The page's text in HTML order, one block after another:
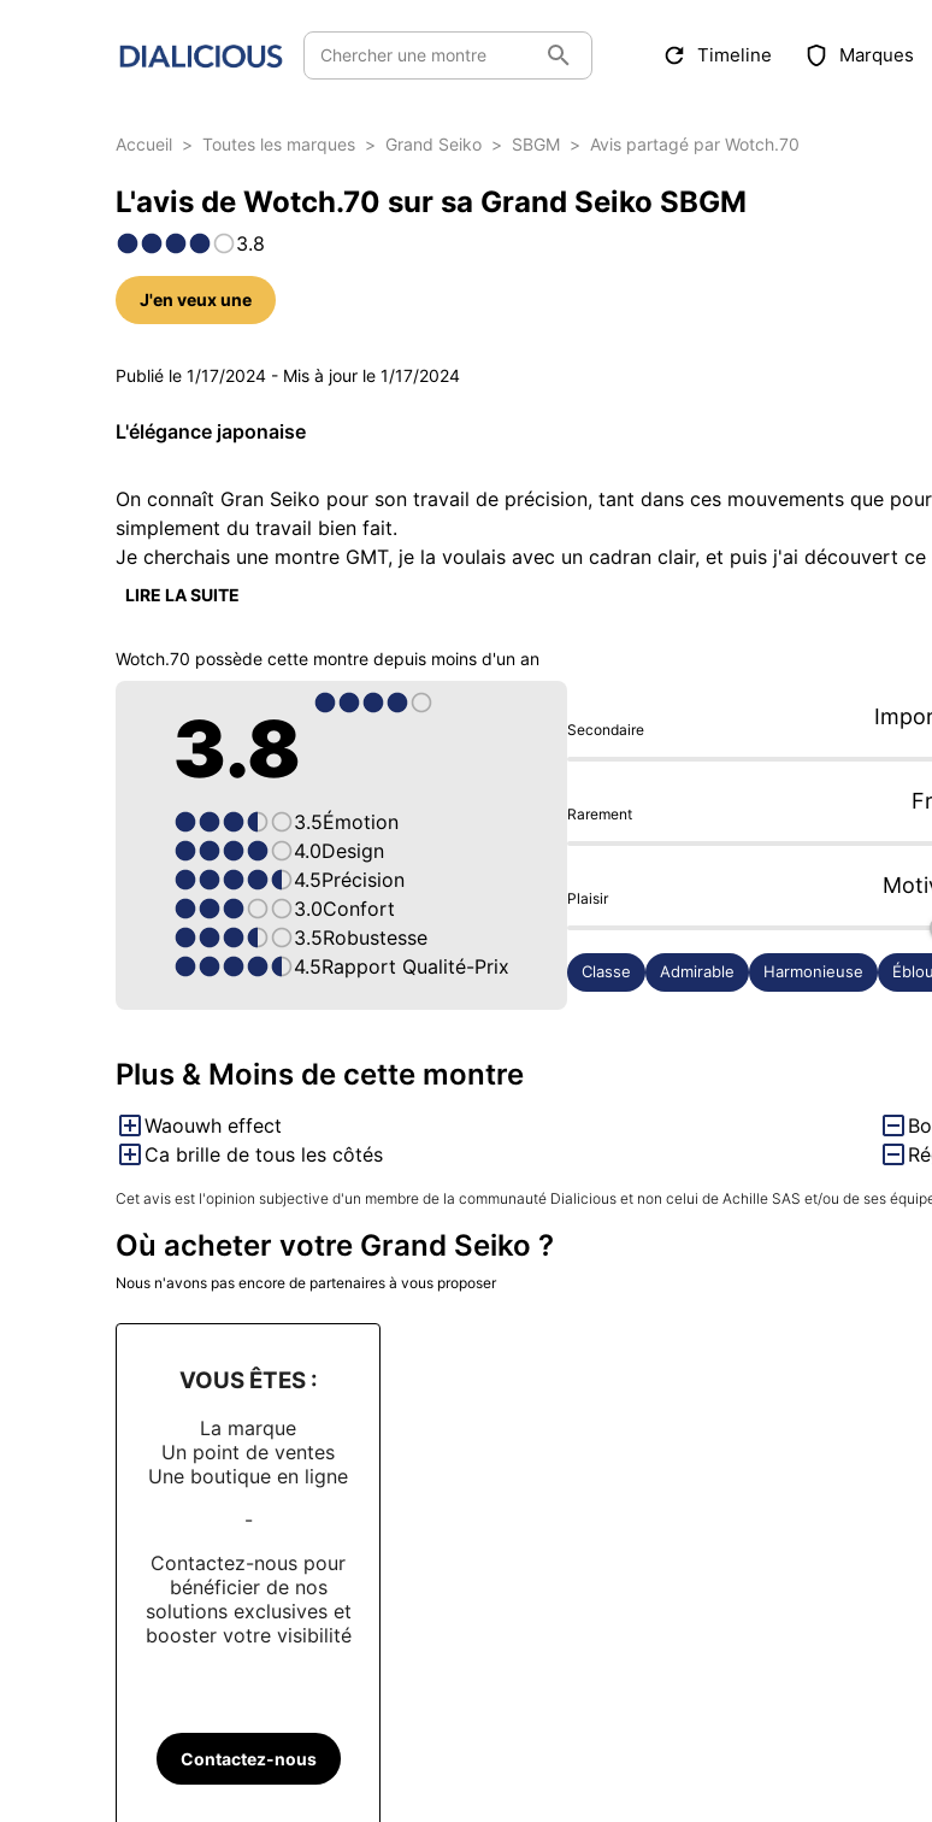
Chercher une montre Timeline Marques
Accueil > Toutes les marques > Grand Seiko > SBGM > Avis partagé par Wotch.70
L'avis de Wotch.70 sur sa Grand Seiko SBGM
3.8
J'en veux une
Publié le 1/17/2024 - Mis à jour le 1/17/2024
L'élégance japonaise
On connaît Gran Seiko pour son travail de précision, tant dans ces mouvements que
simplement du travail bien fait.
Je cherchais une montre GMT, je la voulais avec un cadran clair, et puis j'ai découvert
de regarder l'aiguille GMT bleue, les index miroités, l'équilibre du cadran qui dégage
LIRE LA SUITE
Wotch.70 possède cette montre depuis moins d'un an
3.8
3.5Émotion
4.0Design
4.5Précision
3.0Confort
3.5Robustesse
4.5Rapport Qualité-Prix
Secondaire
Rarement
Plaisir
Classe Admirable Harmonieuse
Plus & Moins de cette montre
Waouwh effect
Ca brille de tous les côtés
Cet avis est l'opinion subjective d'un membre de la communauté Dialicious et non celui de Achille SAS et/ou de ses
Où acheter votre Grand Seiko ?
Nous n'avons pas encore de partenaires à vous proposer
VOUS ÊTES :
La marque
Un point de ventes
Une boutique en ligne
-
Contactez-nous pour
bénéficier de nos
solutions exclusives et
booster votre visibilité
Contactez-nous